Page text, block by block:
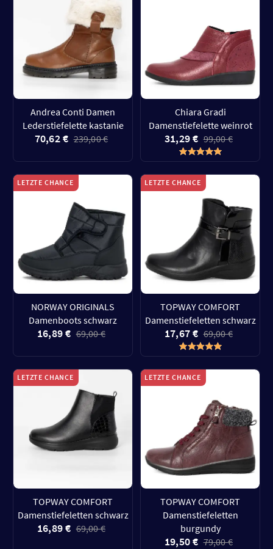
Andrea Conti Damen
Lederstiefelette kastanie
70,62 € 239,00 €
Chiara Gradi
Damenstiefelette weinrot
31,29 € 99,00 €
LETZTE CHANCE
NORWAY ORIGINALS
Damenboots schwarz
16,89 € 69,00 €
LETZTE CHANCE
TOPWAY COMFORT
Damenstiefeletten schwarz
17,67 € 69,00 €
LETZTE CHANCE
TOPWAY COMFORT
Damenstiefeletten schwarz
16,89 € 69,00 €
LETZTE CHANCE
TOPWAY COMFORT
Damenstiefeletten
burgundy
19,50 € 79,00 €